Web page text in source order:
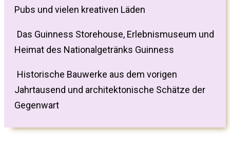
Pubs und vielen kreativen Läden
Das Guinness Storehouse, Erlebnismuseum und
Heimat des Nationalgetränks Guinness
Historische Bauwerke aus dem vorigen
Jahrtausend und architektonische Schätze der
Gegenwart